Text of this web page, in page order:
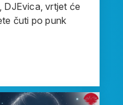
DJEvica, vrtjet će
čuti po punk